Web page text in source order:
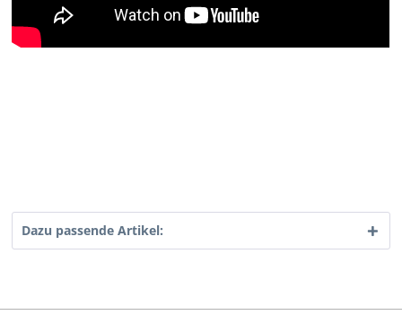
Dazu passende Artikel: